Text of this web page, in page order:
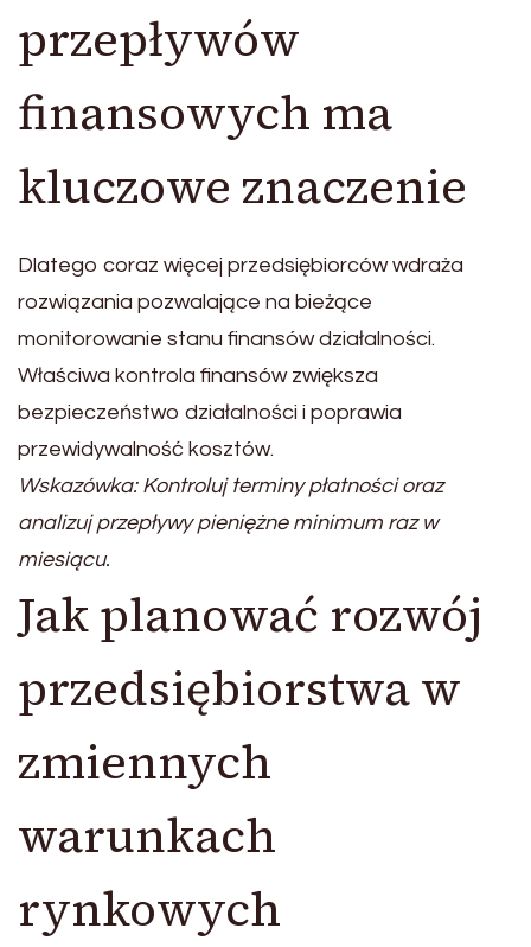
przepływów
finansowych ma
kluczowe znaczenie
Dlatego coraz więcej przedsiębiorców wdraża
rozwiązania pozwalające na bieżące
monitorowanie stanu finansów działalności.
Właściwa kontrola finansów zwiększa
bezpieczeństwo działalności i poprawia
przewidywalność kosztów.
Wskazówka: Kontroluj terminy płatności oraz
analizuj przepływy pieniężne minimum raz w
miesiącu.
Jak planować rozwój
przedsiębiorstwa w
zmiennych
warunkach
rynkowych